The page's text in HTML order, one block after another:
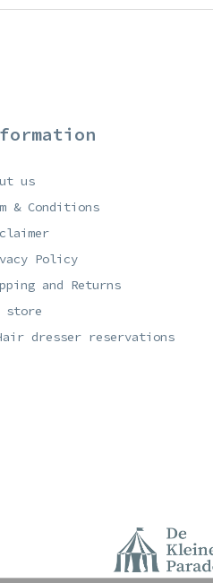
us
& Conditions
Policy
and Returns
store
dresser reservations